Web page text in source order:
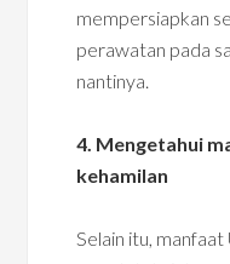
mempersiapkan
perawatan pada
nantinya.
4. Mengetahui
kehamilan
Selain itu,